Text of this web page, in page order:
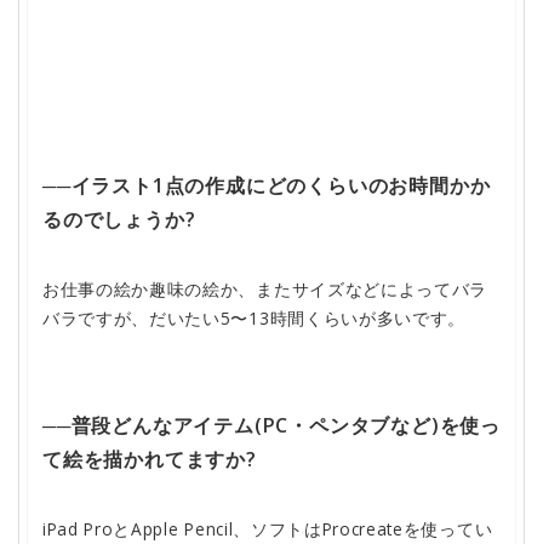
──イラスト1点の作成にどのくらいのお時間かか
るのでしょうか?
お仕事の絵か趣味の絵か、またサイズなどによってバラ
バラですが、だいたい5〜13時間くらいが多いです。
──普段どんなアイテム(PC・ペンタブなど)を使っ
て絵を描かれてますか?
iPad ProとApple Pencil、ソフトはProcreateを使ってい